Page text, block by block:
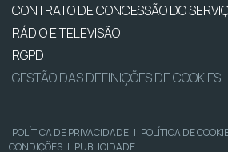
CONTRATO DE CONCESSÃO DO
RÁDIO E TELEVISÃO
RGPD
GESTÃO DAS DEFINIÇÕES DE COOKIES
POLÍTICA DE PRIVACIDADE | POLÍTICA DE
CONDIÇÕES | PUBLICIDADE